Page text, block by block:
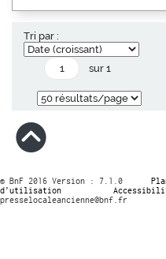
Tri par :
sur 1
© BnF 2016 Version : 7.1.0
d’utilisation
presselocaleancienne@bnf.fr